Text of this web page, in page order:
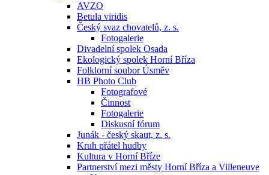
AVZO
Betula viridis
Český svaz chovatelů, z. s.
Fotogalerie
Divadelní spolek Osada
Ekologický spolek Horní Bříza
Folklorní soubor Úsměv
HB Photo Club
Fotografové
Činnost
Fotogalerie
Diskusní fórum
Junák - český skaut, z. s.
Kruh přátel hudby
Kultura v Horní Bříze
Partnerství mezi městy Horní Bříza a Villeneuve